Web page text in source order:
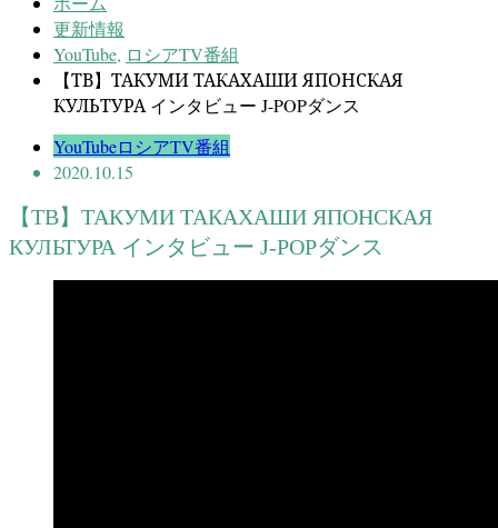
更新情報
YouTube, ロシアTV番組
【ТВ】ТАКУМИ ТАКАХАШИ ЯПОНСКАЯ
КУЛЬТУРА インタビュー J-POPダンス
YouTubeロシアTV番組
2020.10.15
【ТВ】ТАКУМИ ТАКАХАШИ ЯПОНСКАЯ
КУЛЬТУРА インタビュー J-POPダンス